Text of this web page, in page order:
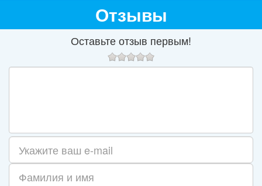
Отзывы
Оставьте отзыв первым!